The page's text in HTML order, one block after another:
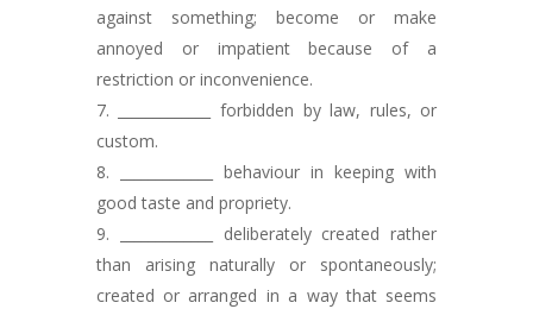
against something; become or make
annoyed or impatient because of a
restriction or inconvenience.
_____________ forbidden by law, rules, or
custom.
_____________ behaviour in keeping with
good taste and propriety.
_____________ deliberately created rather
than arising naturally or spontaneously;
created or arranged in a way that seems